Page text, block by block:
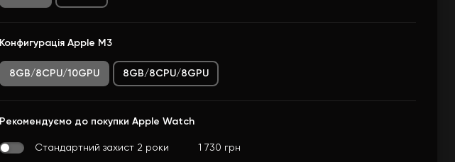
Конфигурація Apple M3
8GB/8CPU/10GPU 8GB/8CPU/8GPU
Рекомендуємо до покупки Apple Watch
Стандартний захист 2 роки
1 730 грн